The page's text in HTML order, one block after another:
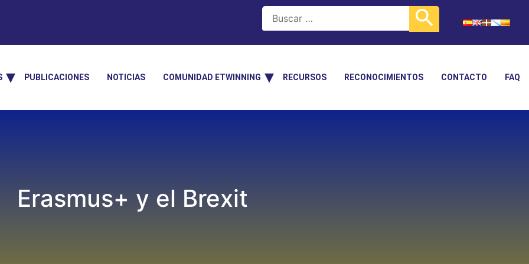
PUBLICACIONES NOTICIAS COMUNIDAD ETWINNING RECURSOS RECONOCIMIENTOS CONTACTO FAQ
Erasmus+ y el Brexit